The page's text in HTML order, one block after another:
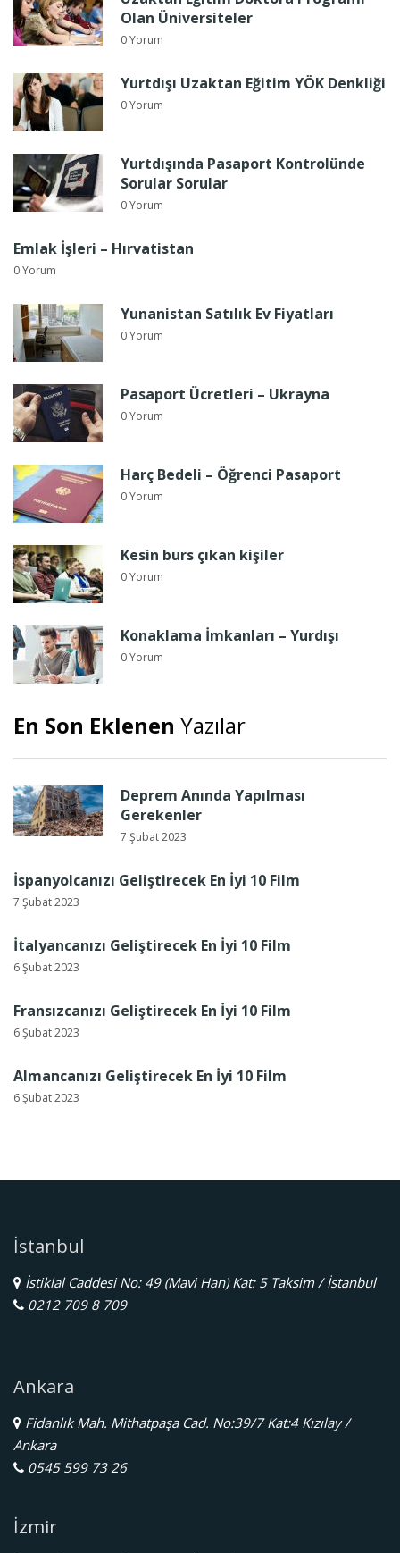
Olan Üniversiteler
0 Yorum
Yurtdışı Uzaktan Eğitim YÖK Denkliği
0 Yorum
Yurtdışında Pasaport Kontrolünde
Sorular Sorular
0 Yorum
Emlak İşleri – Hırvatistan
0 Yorum
Yunanistan Satılık Ev Fiyatları
0 Yorum
Pasaport Ücretleri – Ukrayna
0 Yorum
Harç Bedeli – Öğrenci Pasaport
0 Yorum
Kesin burs çıkan kişiler
0 Yorum
Konaklama İmkanları – Yurdışı
0 Yorum
En Son Eklenen Yazılar
Deprem Anında Yapılması
Gerekenler
7 Şubat 2023
İspanyolcanızı Geliştirecek En İyi 10 Film
7 Şubat 2023
İtalyancanızı Geliştirecek En İyi 10 Film
6 Şubat 2023
Fransızcanızı Geliştirecek En İyi 10 Film
6 Şubat 2023
Almancanızı Geliştirecek En İyi 10 Film
6 Şubat 2023
İstanbul
İstiklal Caddesi No: 49 (Mavi Han) Kat: 5 Taksim / İstanbul
0212 709 8 709
Ankara
Fidanlık Mah. Mithatpaşa Cad. No:39/7 Kat:4 Kızılay /
Ankara
0545 599 73 26
İzmir